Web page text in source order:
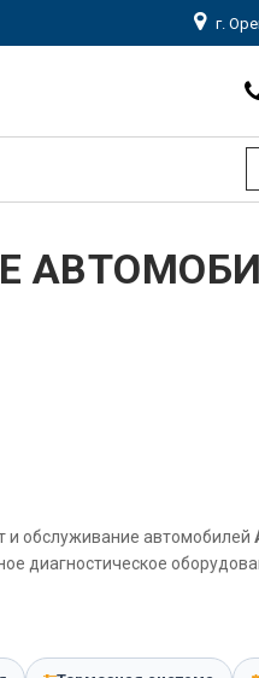
г.
обслуживание автомобилей
диагностическое